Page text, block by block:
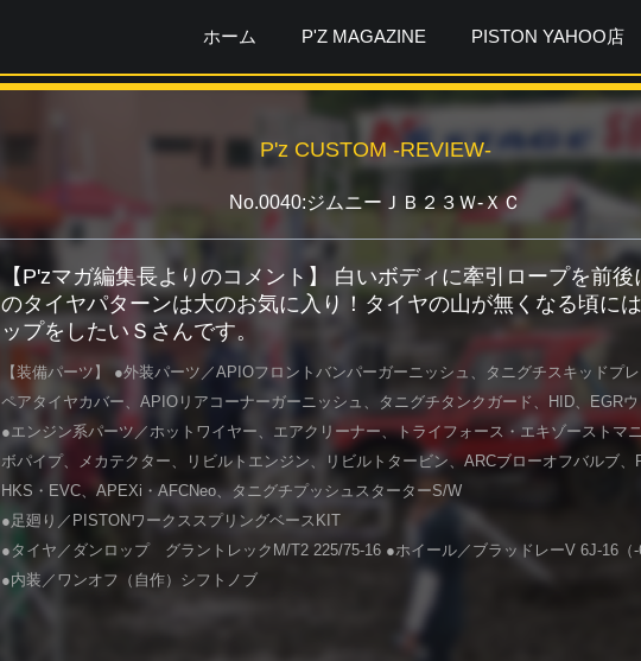
ホーム P'Z MAGAZINE PISTON YAHOO店
P'z CUSTOM -REVIEW-
No.0040:ジムニーＪＢ２３Ｗ-ＸＣ
【P'zマガ編集長よりのコメント】 白いボディに牽引ロープを前
のタイヤパターンは大のお気に入り！タイヤの山が無くなる頃に
ップをしたいＳさんです。
【装備パーツ】 ●外装パーツ／APIOフロントバンパーガーニッシュ、タニグチスキッドプ
ペアタイヤカバー、APIOリアコーナーガーニッシュ、タニグチタンクガード、HID、EGR
●エンジン系パーツ／ホットワイヤー、エアクリーナー、トライフォース・エキゾーストマ
ボパイプ、メカテクター、リビルトエンジン、リビルトタービン、ARCブローオフバルブ
HKS・EVC、APEXi・AFCNeo、タニグチプッシュスターターS/W
●足廻り／PISTONワークススプリングベースKIT
●タイヤ／ダンロップ グラントレックM/T2 225/75-16 ●ホイール／ブラッドレーV 6J-16（-
●内装／ワンオフ（自作）シフトノブ